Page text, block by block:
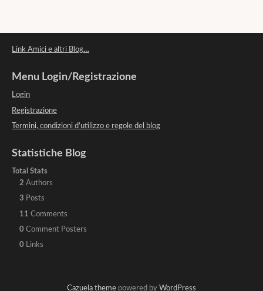
Link Amici e altri Blog…
Menu Login/Registrazione
Login
Registrazione
Termini, condizioni d’utilizzo e regole del blog
Statistiche Blog
Total Stats
2 Authors
3 Posts
11 Comments
0 Comment Posters
0 Links
Cazuela theme powered by WordPress